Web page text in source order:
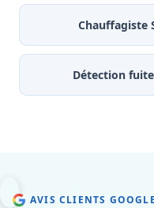
Chauffagiste
Détection
AVIS CLIENTS GOOGLE